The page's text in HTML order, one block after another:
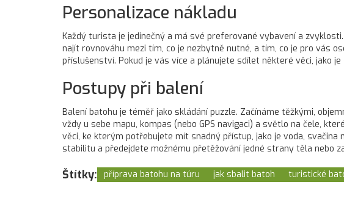
Personalizace nákladu
Každý turista je jedinečný a má své preferované vybavení a
najít rovnováhu mezi tím, co je nezbytně nutné, a tím, co je pro vás
příslušenství. Pokud je vás více a plánujete sdílet některé věci, jako
Postupy při balení
Balení batohu je téměř jako skládání puzzle. Začínáme těžkými,
vždy u sebe mapu, kompas (nebo GPS navigaci) a světlo na čele,
věci, ke kterým potřebujete mít snadný přístup, jako je voda,
stabilitu a předejdete možnému přetěžování jedné strany těla nebo
Štítky: příprava batohu na túru jak sbalit batoh turistické